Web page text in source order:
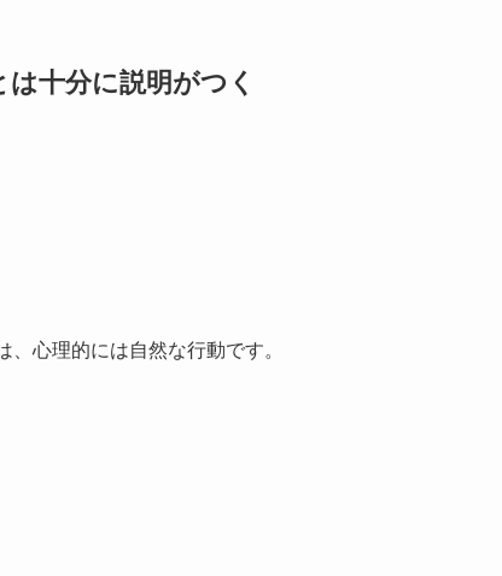
十分に説明がつく
、心理的には自然な行動です。